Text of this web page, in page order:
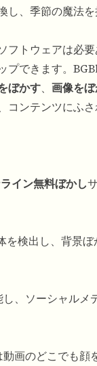
、季節の魔法を
トウェアは必要
プできます。
ぼかす、 画像を
ンテンツにふ
イン無料ぼかし
検出し、背景
、ソーシャル
画のどこでも顔